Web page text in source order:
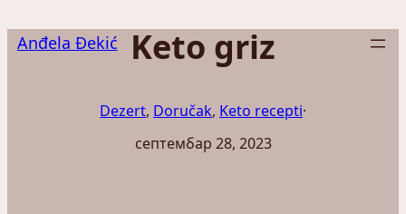
на
Anđela Đekić Keto griz
Dezert, Doručak, Keto recepti·
септембар 28, 2023